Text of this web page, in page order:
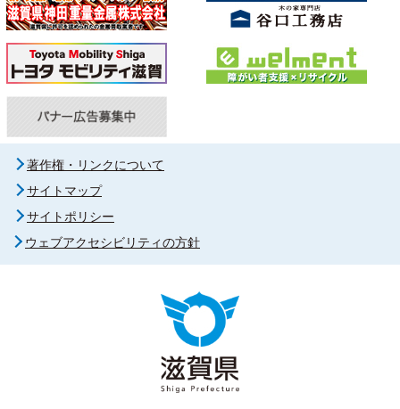
著作権・リンクについて
サイトマップ
サイトポリシー
ウェブアクセシビリティの方針